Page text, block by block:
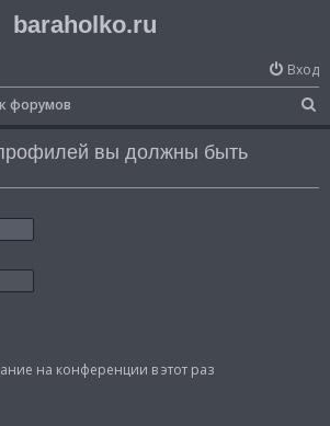
baraholko.ru
Вход
форумов
о
с
вы должны быть
на конференции в этот раз